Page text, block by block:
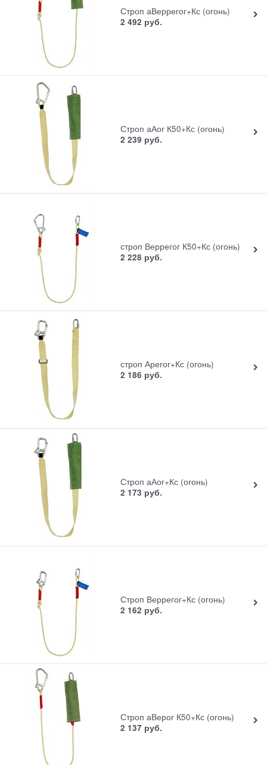
Строп аВеррегог+Кс (огонь)
2 492 руб.
Строп аАог К50+Кс (огонь)
2 239 руб.
строп Веррегог К50+Кс (огонь)
2 228 руб.
строп Арегог+Кс (огонь)
2 186 руб.
Строп аАог+Кс (огонь)
2 173 руб.
Строп Веррегог+Кс (огонь)
2 162 руб.
Строп аВерог К50+Кс (огонь)
2 137 руб.